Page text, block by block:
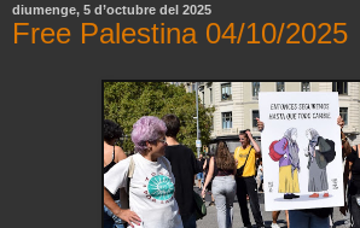
diumenge, 5 d’octubre del 2025
Free Palestina 04/10/2025